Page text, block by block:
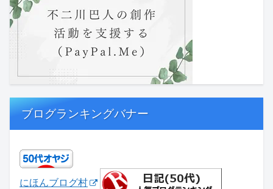
ブログランキングバナー
にほんブログ村